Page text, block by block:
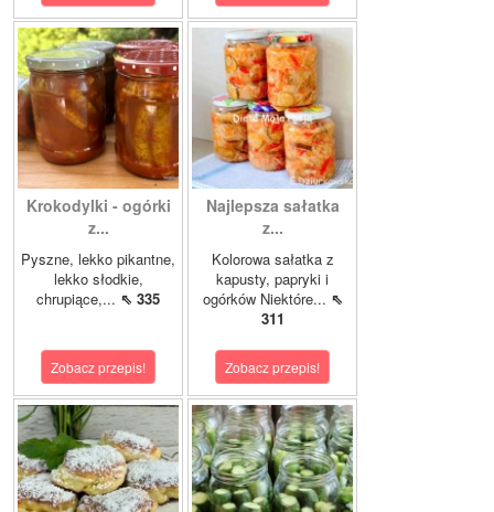
Krokodylki - ogórki
z...
Pyszne, lekko pikantne,
lekko słodkie,
chrupiące,... ⇖ 335
Zobacz przepis!
Najlepsza sałatka
z...
Kolorowa sałatka z
kapusty, papryki i
ogórków Niektóre... ⇖
311
Zobacz przepis!